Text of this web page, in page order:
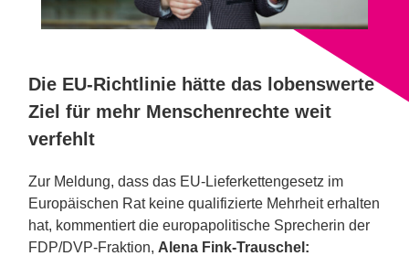
Die EU-Richtlinie hätte das lobenswerte
Ziel für mehr Menschenrechte weit
verfehlt
Zur Meldung, dass das EU-Lieferkettengesetz im
Europäischen Rat keine qualifizierte Mehrheit erhalten
hat, kommentiert die europapolitische Sprecherin der
FDP/DVP-Fraktion, Alena Fink-Trauschel: